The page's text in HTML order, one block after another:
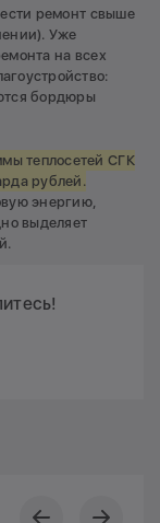
ремонт свыше
Уже
на всех
бордюры
теплосетей СГК
рублей.
энергию,
выделяет